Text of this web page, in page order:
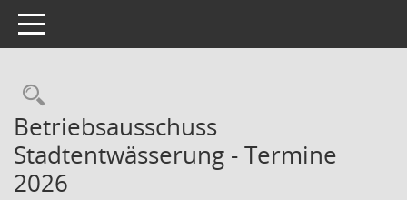
Toggle navigation
Rechercheauswahl
Betriebsausschuss
Stadtentwässerung - Termine
2026